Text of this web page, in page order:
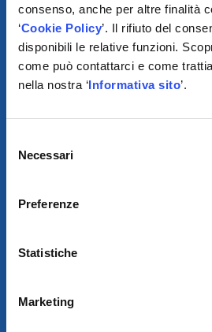
consenso, anche per altre finalità
‘Cookie Policy’. Il rifiuto del
disponibili le relative funzioni.
come può contattarci e come
nella nostra ‘Informativa sito’.
delNecessari
Preferenze
Statistiche
Marketing
SCARICA IL PROGRAMMA
XMASTER È UN MARCHIO DI
SOCIETÀ SOGGETTA A DIREZIONE E